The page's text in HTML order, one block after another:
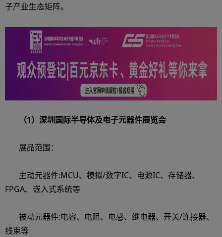
子产业生态矩阵。
（1）深圳国际半导体及电子元器件展览会
展品范围：
主动元器件:MCU、模拟/数字IC、电源IC、存储器、
FPGA、嵌入式系统等
被动元器件:电容、电阻、电感、继电器、开关/连接器、
线束等